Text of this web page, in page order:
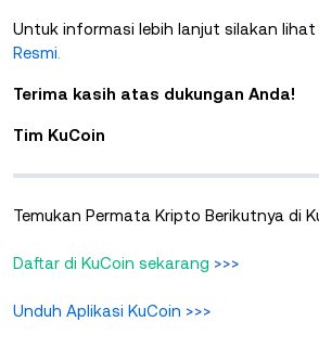
Untuk informasi lebih lanjut silakan lihat
Resmi
Terima kasih atas dukungan Anda!
Tim KuCoin
Temukan Permata Kripto Berikutnya di
Daftar di KuCoin sekarang >>>
Unduh Aplikasi KuCoin >>>